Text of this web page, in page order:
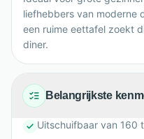
liefhebbers van moderne
een ruime eettafel zoekt
diner.
Belangrijkste
Uitschuifbaar van 160